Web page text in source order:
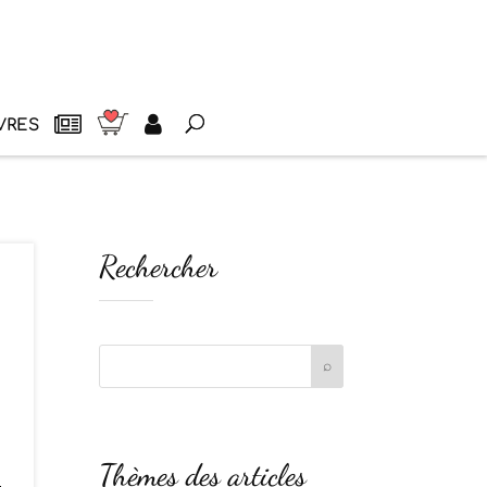
Rechercher
Thèmes des articles